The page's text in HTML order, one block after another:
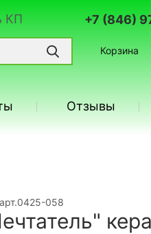
КП +7 (846)
Корзина
Отзывы
058